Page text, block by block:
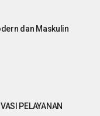
dan Maskulin
PELAYANAN